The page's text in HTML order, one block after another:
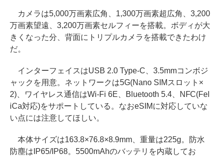
カメラは5,000万画素広角、1,300万画素超広角、3,200
万画素望遠、3,200万画素セルフィーを搭載。ボディが大
きくなった分、背面にトリプルカメラを搭載できたわけ
だ。
インターフェイスはUSB 2.0 Type-C、3.5mmコンボジ
ャックを用意。ネットワークは5G(Nano SIMスロット×
2)、ワイヤレス通信はWi-Fi 6E、Bluetooth 5.4、NFC(Fel
iCa対応)をサポートしている。なおeSIMに対応していな
い点には注意してほしい。
本体サイズは163.8×76.8×8.9mm、重量は225g。防水
防塵はIP65/IP68。5500mAhのバッテリを内蔵してお